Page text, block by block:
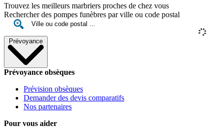
Trouvez les meilleurs marbriers proches de chez vous
Rechercher des pompes funèbres par ville ou code postal
Prévoyance
Prévoyance obsèques
Prévision obsèques
Demander des devis comparatifs
Nos partenaires
Pour vous aider